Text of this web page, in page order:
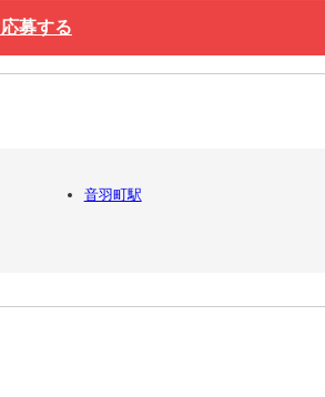
募する
音羽町駅